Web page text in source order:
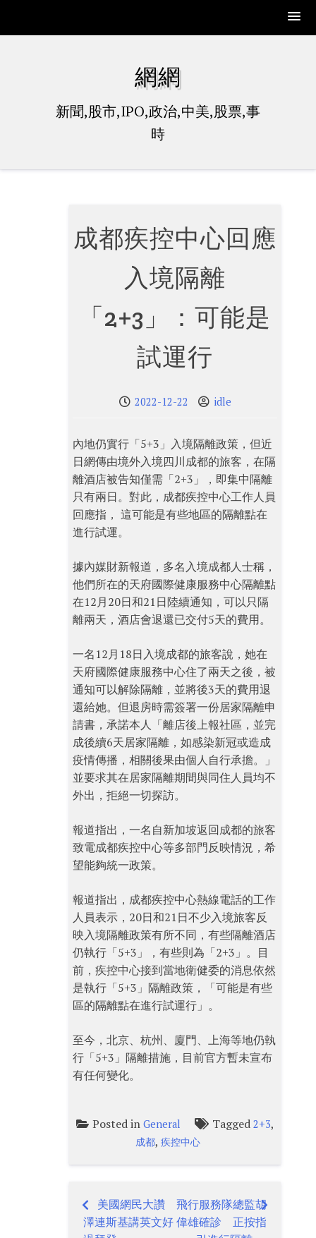
網網
新聞,股市,IPO,政治,中美,股票,事
時
成都疾控中心回應
入境隔離
「2+3」：可能是
試運行
2022-12-22 idle
內地仍實行「5+3」入境隔離政策，但近
日網傳由境外入境四川成都的旅客，在隔
離酒店被告知僅需「2+3」，即集中隔離
只有兩日。對此，成都疾控中心工作人員
回應指， 這可能是有些地區的隔離點在
進行試運。
據內媒財新報道，多名入境成都人士稱，
他們所在的天府國際健康服務中心隔離點
在12月20日和21日陸續通知，可以只隔
離兩天，酒店會退還已交付5天的費用。
一名12月18日入境成都的旅客說，她在
天府國際健康服務中心住了兩天之後，被
通知可以解除隔離，並將後3天的費用退
還給她。但退房時需簽署一份居家隔離申
請書，承諾本人「離店後上報社區，並完
成後續6天居家隔離，如感染新冠或造成
疫情傳播，相關後果由個人自行承擔。」
並要求其在居家隔離期間與同住人員均不
外出，拒絕一切探訪。
報道指出，一名自新加坡返回成都的旅客
致電成都疾控中心等多部門反映情況，希
望能夠統一政策。
報道指出，成都疾控中心熱線電話的工作
人員表示，20日和21日不少入境旅客反
映入境隔離政策有所不同，有些隔離酒店
仍執行「5+3」，有些則為「2+3」。目
前，疾控中心接到當地衛健委的消息依然
是執行「5+3」隔離政策，「可能是有些
區的隔離點在進行試運行」。
至今，北京、杭州、廈門、上海等地仍執
行「5+3」隔離措施，目前官方暫未宣布
有任何變化。
Posted in General Tagged 2+3,
成都,疾控中心
Post
美國網民大讚
澤連斯基講英文好
飛行服務隊總監胡
偉雄確診 正按指